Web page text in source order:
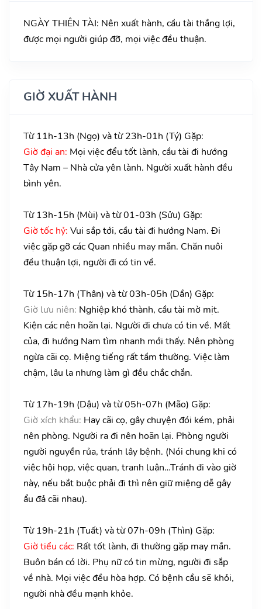
NGÀY THIÊN TÀI: Nên xuất hành, cầu tài thắng lợi,
được mọi người giúp đỡ, mọi việc đều thuận.
GIỜ XUẤT HÀNH
Từ 11h-13h (Ngọ) và từ 23h-01h (Tý) Gặp:
Giờ đại an: Mọi việc đểu tốt lành, cầu tài đi hướng
Tây Nam – Nhà cửa yên lành. Người xuất hành đều
bình yên.
Từ 13h-15h (Mùi) và từ 01-03h (Sửu) Gặp:
Giờ tốc hỷ: Vui sắp tới, cầu tài đi hướng Nam. Đi
việc gặp gỡ các Quan nhiều may mắn. Chăn nuôi
đều thuận lợi, người đi có tin về.
Từ 15h-17h (Thân) và từ 03h-05h (Dần) Gặp:
Giờ lưu niên: Nghiệp khó thành, cầu tài mờ mịt.
Kiện các nên hoãn lại. Người đi chưa có tin về. Mất
của, đi hướng Nam tìm nhanh mới thấy. Nên phòng
ngừa cãi cọ. Miệng tiếng rất tầm thường. Việc làm
chậm, lâu la nhưng làm gì đều chắc chắn.
Từ 17h-19h (Dậu) và từ 05h-07h (Mão) Gặp:
Giờ xích khẩu: Hay cãi cọ, gây chuyện đói kém, phải
nên phòng. Người ra đi nên hoãn lại. Phòng người
người nguyền rủa, tránh lây bệnh. (Nói chung khi có
việc hội họp, việc quan, tranh luận…Tránh đi vào giờ
này, nếu bắt buộc phải đi thì nên giữ miệng dễ gây
ẩu đả cãi nhau).
Từ 19h-21h (Tuất) và từ 07h-09h (Thìn) Gặp:
Giờ tiểu các: Rất tốt lành, đi thường gặp may mắn.
Buôn bán có lời. Phụ nữ có tin mừng, người đi sắp
về nhà. Mọi việc đều hòa hợp. Có bệnh cầu sẽ khỏi,
người nhà đều mạnh khỏe.